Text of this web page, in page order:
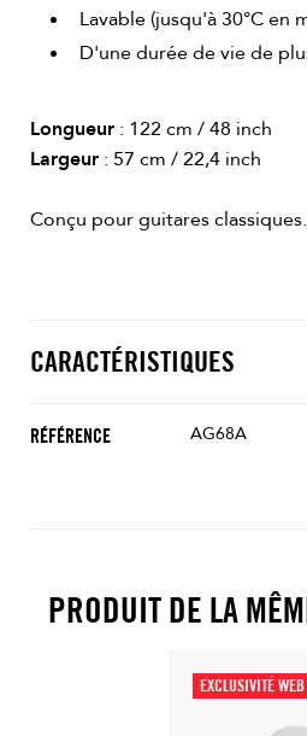
Lavable (jusqu'à 30°C en
D'une durée de vie de
Longueur : 122 cm / 48 inch
Largeur : 57 cm / 22,4 inch
Conçu pour guitares classiques.
CARACTÉRISTIQUES
RÉFÉRENCE AG68A
PRODUIT DE LA
EXCLUSIVITÉ WEB